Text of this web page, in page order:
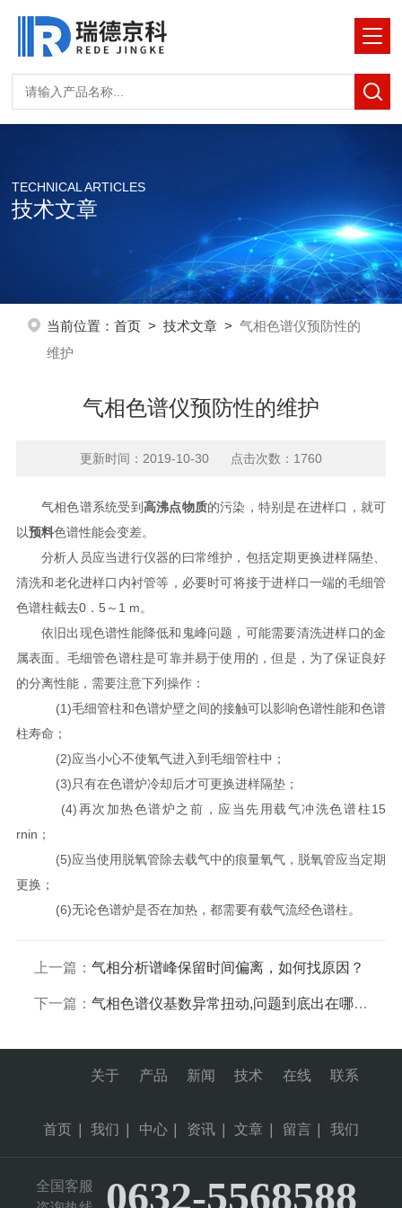
TECHNICAL ARTICLES
技术文章
当前位置： 首页> 技术文章> 气相色谱仪预防性的
维护
气相色谱仪预防性的维护
更新时间：2019-10-30 点击次数：1760
气相色谱系统受到 高沸点物质的污染，特别是在进样口，就可
以预料色谱性能会变差。
分析人员应当进行仪器的曰常维护，包括定期更换进样隔垫、
清洗和老化进样口内衬管等，必要时可将接于进样口一端的毛细管
色谱柱截去0．5～1 m。
依旧出现色谱性能降低和鬼峰问题，可能需要清洗进样口的金
属表面。毛细管色谱柱是可靠并易于使用的，但是，为了保证良好
的分离性能，需要注意下列操作：
(1)毛细管柱和色谱炉壁之间的接触可以影响色谱性能和色谱
柱寿命；
(2)应当小心不使氧气进入到毛细管柱中；
(3)只有在色谱炉冷却后才可更换进样隔垫；
(4)再次加热色谱炉之前，应当先用载气冲洗色谱柱15
rnin；
(5)应当使用脱氧管除去载气中的痕量氧气，脱氧管应当定期
更换；
(6)无论色谱炉是否在加热，都需要有载气流经色谱柱。
上一篇： 气相分析谱峰保留时间偏离，如何找原因？
下一篇： 气相色谱仪基数异常扭动,问题到底出在哪里?
首页
关于
我们
产品
中心
新闻
资讯
技术
文章
在线
留言
联系
我们
全国客服
0632-5568588